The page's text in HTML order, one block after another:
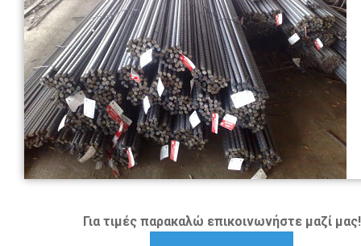
Για τιμές παρακαλώ επικοινωνήστε μαζί μας!